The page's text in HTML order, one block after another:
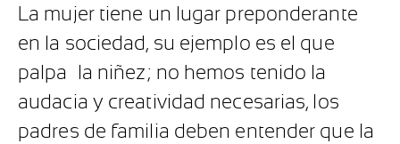
La mujer tiene un lugar preponderante
en la sociedad, su ejemplo es el que
palpa
la niñez; no hemos tenido la
audacia y creatividad necesarias, los
padres de familia deben entender que la